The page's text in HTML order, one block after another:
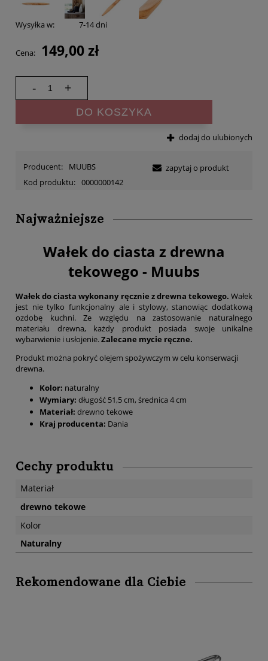
Wysyłka w: 7-14 dni
Cena: 149,00 zł
- +
DO KOSZYKA
dodaj do ulubionych
Producent:
MUUBS
Kod produktu: 0000000142
zapytaj o produkt
Najważniejsze
Wałek do ciasta z drewna
tekowego - Muubs
Wałek do ciasta wykonany ręcznie z drewna tekowego. Wałek
jest nie tylko funkcjonalny ale i stylowy, stanowiąc dodatkową
ozdobę kuchni. Ze względu na zastosowanie naturalnego
materiału drewna, każdy produkt posiada swoje unikalne
wybarwienie i usłojenie.Zalecane mycie ręczne.
Produkt można pokryć olejem spożywczym w celu konserwacji
drewna.
Kolor: naturalny
Wymiary: długość 51,5 cm, średnica 4 cm
Materiał: drewno tekowe
Kraj producenta: Dania
Cechy produktu
Materiał
drewno tekowe
Kolor
Naturalny
Rekomendowane dla Ciebie